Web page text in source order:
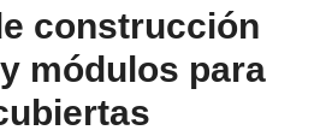
construcción
módulos para